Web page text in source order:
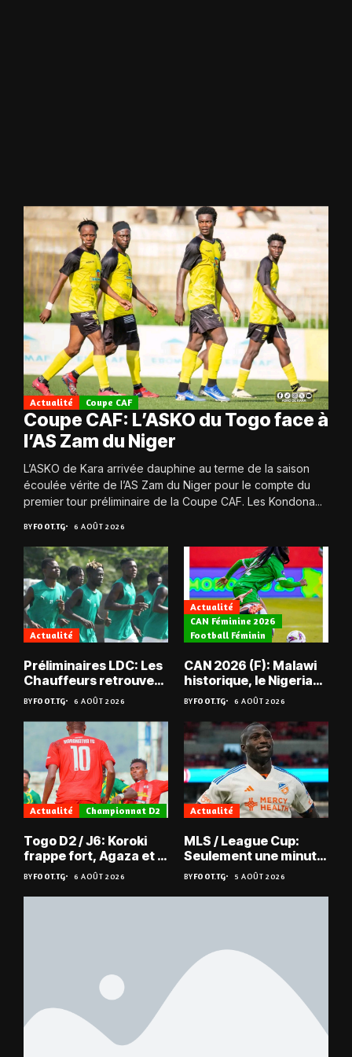
Actualité Coupe CAF
Coupe CAF: L’ASKO du Togo face à
l’AS Zam du Niger
L’ASKO de Kara arrivée dauphine au terme de la saison
écoulée vérite de l’AS Zam du Niger pour le compte du
premier tour préliminaire de la Coupe CAF. Les Kondona...
BYFOOT.TG 6 AOÛT 2026
Actualité
Préliminaires LDC: Les
Chauffeurs retrouvent
les Mimos
BYFOOT.TG 6 AOÛT 2026
Actualité
CAN Féminine 2026
Football Féminin
CAN 2026 (F): Malawi
historique, le Nigeria
sauvé, la Zambie
éliminée
BYFOOT.TG 6 AOÛT 2026
Actualité Championnat D2
Togo D2 / J6: Koroki
frappe fort, Agaza et la
JCA assurent,
suspense avant Sara
FC – Doumbé FC
BYFOOT.TG 6 AOÛT 2026
Actualité
MLS / League Cup:
Seulement une minute
de jeu pour Kévin
Denkey
BYFOOT.TG 5 AOÛT 2026